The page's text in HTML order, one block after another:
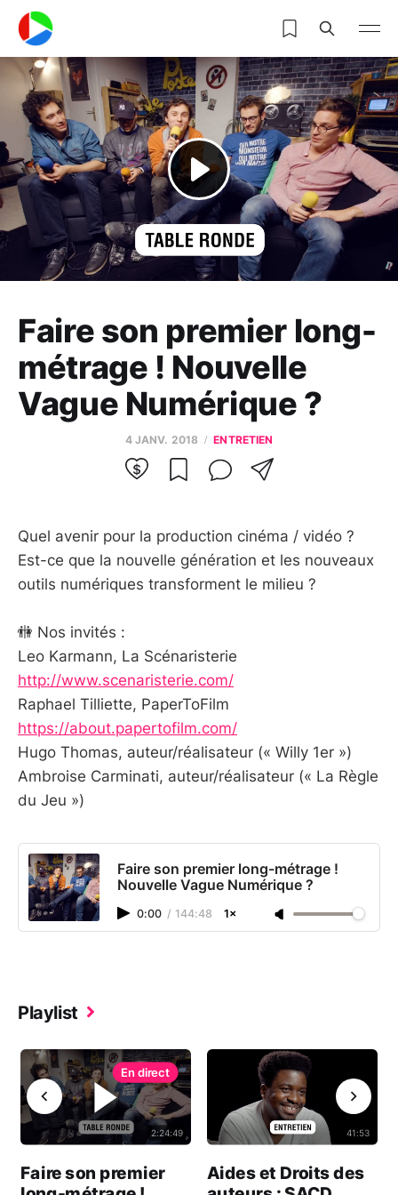
Faire son premier long-
métrage ! Nouvelle
Vague Numérique ?
4 JANV. 2018 ENTRETIEN
Quel avenir pour la production cinéma / vidéo ?
Est-ce que la nouvelle génération et les nouveaux
outils numériques transforment le milieu ?
🚻 Nos invités :
Leo Karmann, La Scénaristerie
http://www.scenaristerie.com/
Raphael Tilliette, PaperToFilm
https://about.papertofilm.com/
Hugo Thomas, auteur/réalisateur (« Willy 1er »)
Ambroise Carminati, auteur/réalisateur (« La Règle
du Jeu »)
Faire son premier long-métrage !
Nouvelle Vague Numérique ?
0:00 / 144:48 1×
Playlist
2:24:49
Faire son premier
41:53
Aides et Droits des